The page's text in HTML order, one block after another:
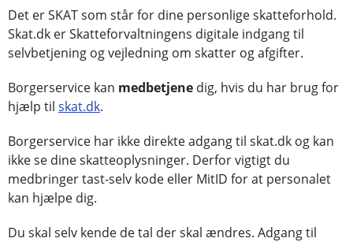
Det er SKAT som står for dine personlige skatteforhold.
Skat.dk er Skatteforvaltningens digitale indgang til
selvbetjening og vejledning om skatter og afgifter.
Borgerservice kan medbetjene dig, hvis du har brug for
hjælp til skat.dk.
Borgerservice har ikke direkte adgang til skat.dk og kan
ikke se dine skatteoplysninger. Derfor vigtigt du
medbringer tast-selv kode eller MitID for at personalet
kan hjælpe dig.
Du skal selv kende de tal der skal ændres. Adgang til